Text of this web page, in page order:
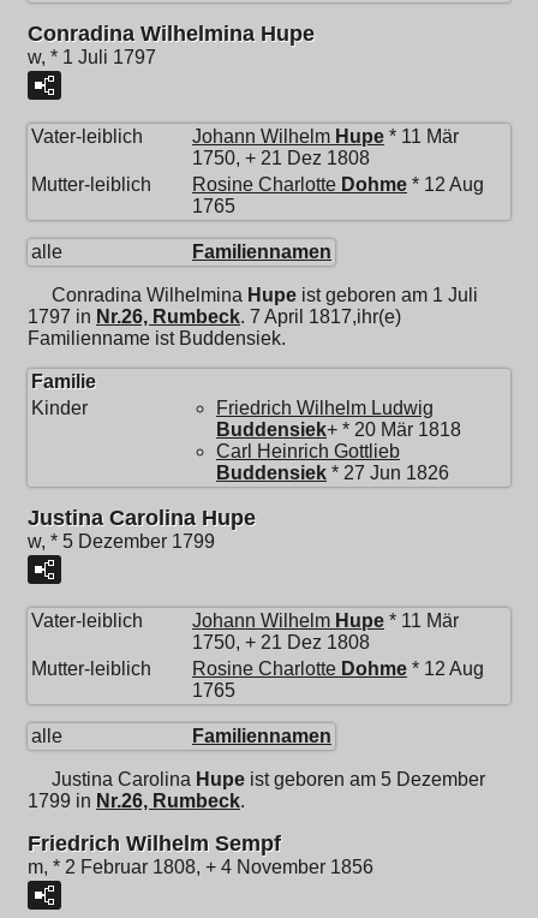
Conradina Wilhelmina Hupe
w, * 1 Juli 1797
Vater-leiblich Johann Wilhelm Hupe * 11 Mär
1750, + 21 Dez 1808
Mutter-leiblich
Rosine Charlotte Dohme * 12 Aug
1765
alle Familiennamen
Conradina Wilhelmina Hupe ist geboren am 1 Juli
1797 in Nr.26, Rumbeck. 7 April 1817,ihr(e)
Familienname ist Buddensiek.
Familie
Kinder
Friedrich Wilhelm Ludwig
Buddensiek+ * 20 Mär 1818
Carl Heinrich Gottlieb
Buddensiek * 27 Jun 1826
Justina Carolina Hupe
w, * 5 Dezember 1799
Vater-leiblich Johann Wilhelm Hupe * 11 Mär
1750, + 21 Dez 1808
Mutter-leiblich
Rosine Charlotte Dohme * 12 Aug
1765
alle Familiennamen
Justina Carolina Hupe ist geboren am 5 Dezember
1799 in Nr.26, Rumbeck.
Friedrich Wilhelm Sempf
m, * 2 Februar 1808, + 4 November 1856